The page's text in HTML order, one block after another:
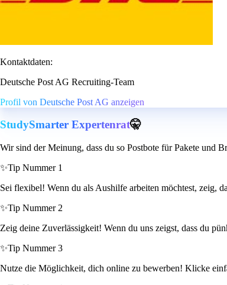
Kontaktdaten:
Deutsche Post AG Recruiting-Team
Profil von Deutsche Post AG anzeigen
StudySmarter Expertenrat🤫
Wir sind der Meinung, dass du so Postbote für Pakete und
✨Tip Nummer 1
Sei flexibel! Wenn du als Aushilfe arbeiten möchtest, zeig,
✨Tip Nummer 2
Zeig deine Zuverlässigkeit! Wenn du uns zeigst, dass du
✨Tip Nummer 3
Nutze die Möglichkeit, dich online zu bewerben! Klicke